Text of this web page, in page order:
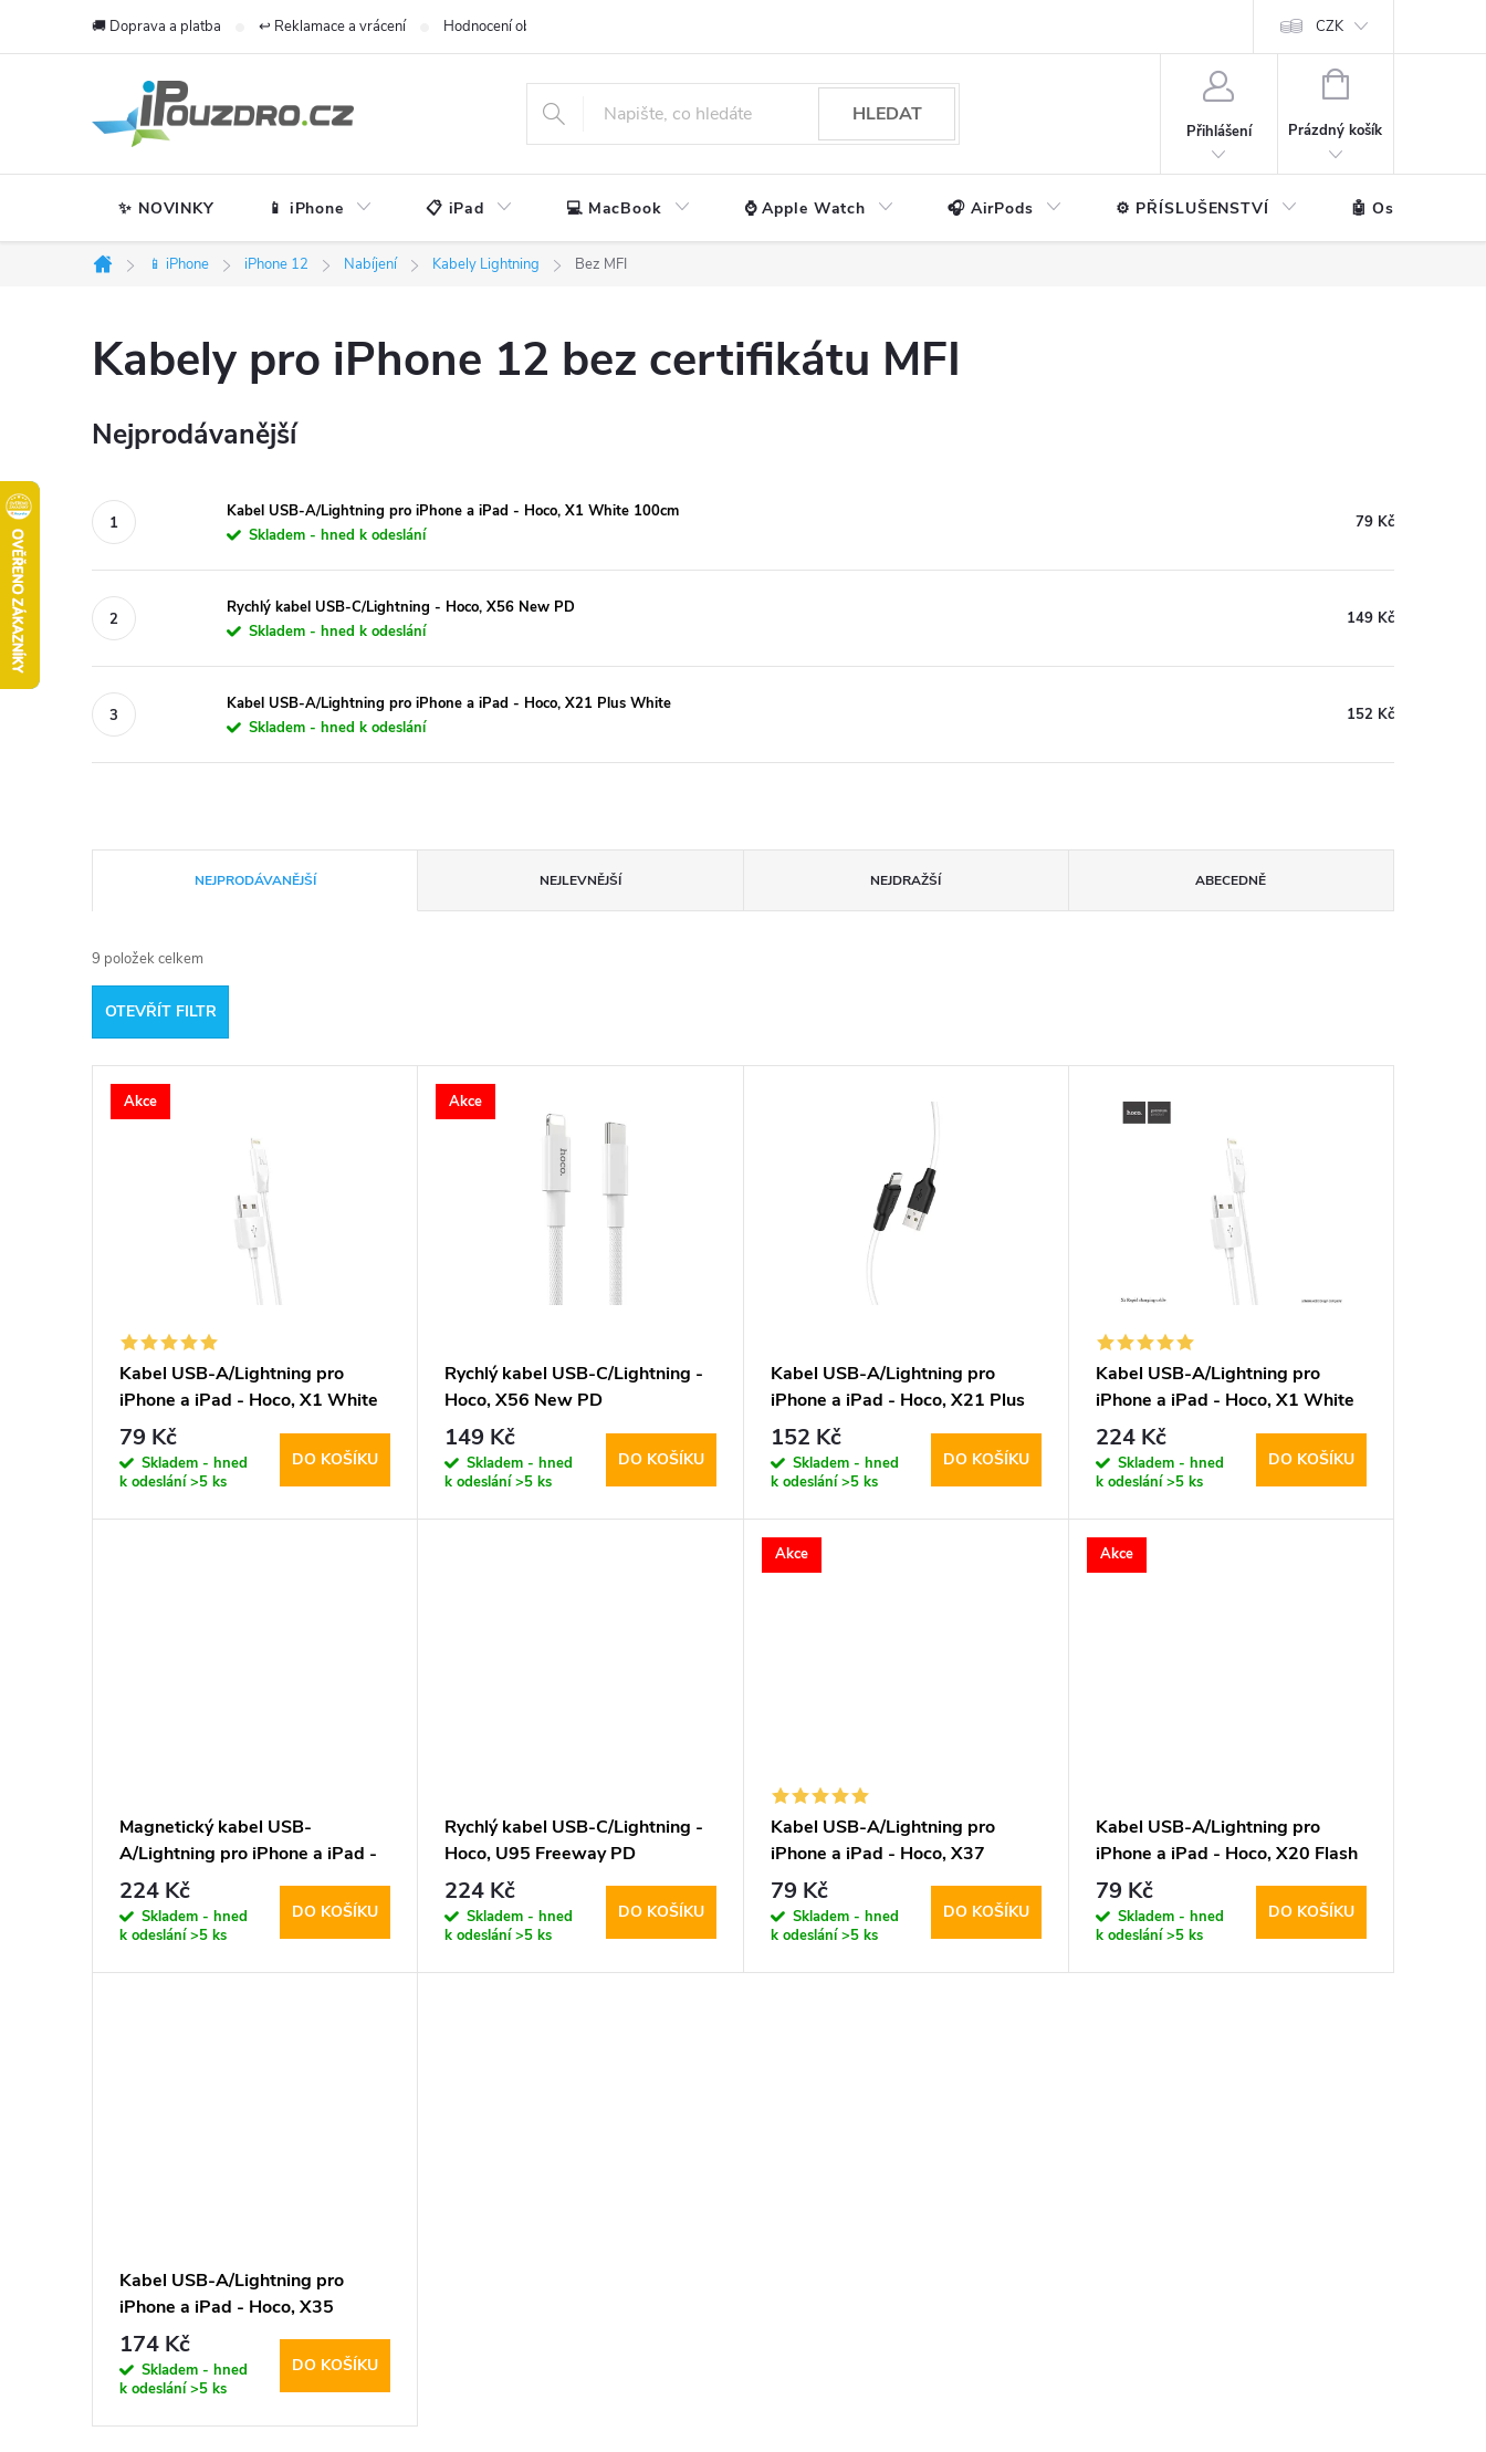
🚚 Doprava a platba ↩️ Reklamace a vrácení Hodnocení obchodu CZK
HLEDAT
Přihlášení
NÁKUPNÍ
Prázdný košík
✨ NOVINKY 📱 iPhone 📋 iPad 💻 MacBook ⌚ Apple Watch 🎧 AirPods ⚙️ PŘÍSLUŠENSTVÍ 🤖 Ostatní
Domů
📱 iPhone iPhone 12 Nabíjení Kabely Lightning Bez MFI
Kabely pro iPhone 12 bez certifikátu MFI
Nejprodávanější
Kabel USB-A/Lightning pro iPhone a iPad - Hoco, X1 White 100cm
Skladem - hned k odeslání
79 Kč
Rychlý kabel USB-C/Lightning - Hoco, X56 New PD
Skladem - hned k odeslání
149 Kč
Kabel USB-A/Lightning pro iPhone a iPad - Hoco, X21 Plus White
Skladem - hned k odeslání
152 Kč
a
z
e
n
t
NEJPRODÁVANĚJŠÍ NEJLEVNĚJŠÍ NEJDRAŽŠÍ ABECEDNĚ
9 položek celkem
OTEVŘÍT FILTR
V
d
Akce
Kabel USB-A/Lightning pro
iPhone a iPad - Hoco, X1 White
100cm
79 Kč
Skladem - hned
k odeslání>5 ks
DO KOŠÍKU
Akce
Rychlý kabel USB-C/Lightning -
Hoco, X56 New PD
149 Kč
Skladem - hned
k odeslání>5 ks
DO KOŠÍKU
Kabel USB-A/Lightning pro
iPhone a iPad - Hoco, X21 Plus
White
152 Kč
Skladem - hned
k odeslání>5 ks
DO KOŠÍKU
Kabel USB-A/Lightning pro
iPhone a iPad - Hoco, X1 White
200cm
224 Kč
Skladem - hned
k odeslání>5 ks
DO KOŠÍKU
Magnetický kabel USB-
A/Lightning pro iPhone a iPad -
Hoco, X52 Sereno Black
224 Kč
Skladem - hned
k odeslání>5 ks
DO KOŠÍKU
Rychlý kabel USB-C/Lightning -
Hoco, U95 Freeway PD
224 Kč
Skladem - hned
k odeslání>5 ks
DO KOŠÍKU
Akce
Kabel USB-A/Lightning pro
iPhone a iPad - Hoco, X37
CoolPower
79 Kč
Skladem - hned
k odeslání>5 ks
DO KOŠÍKU
Akce
Kabel USB-A/Lightning pro
iPhone a iPad - Hoco, X20 Flash
Black
79 Kč
Skladem - hned
k odeslání>5 ks
DO KOŠÍKU
Kabel USB-A/Lightning pro
iPhone a iPad - Hoco, X35
Premium 25cm
174 Kč
Skladem - hned
k odeslání>5 ks
DO KOŠÍKU